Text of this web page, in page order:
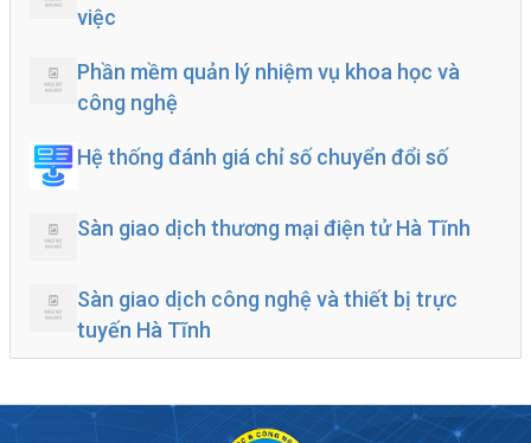
việc
Phần mềm quản lý nhiệm vụ khoa học và
công nghệ
Hệ thống đánh giá chỉ số chuyển đổi số
Sàn giao dịch thương mại điện tử Hà Tĩnh
Sàn giao dịch công nghệ và thiết bị trực
tuyến Hà Tĩnh